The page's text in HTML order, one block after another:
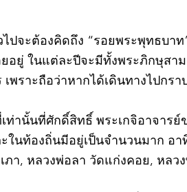
ปจะต้องคิดถึง “รอยพระพุทธบา
ยู่ ในแต่ละปีจะมีทั้งพระภิกษุสา
พราะถือว่าหากได้เดินทางไปก
ท่านั้นที่ศักดิ์สิทธิ์ พระเกจิอาจาร
ในท้องถิ่นมีอยู่เป็นจำนวนมาก
า, หลวงพ่อลา วัดแก่งคอย, หลว